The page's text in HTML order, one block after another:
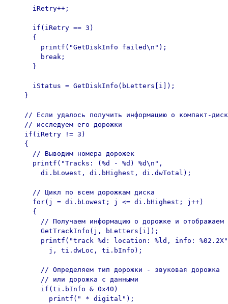
      iRetry++;
      if(iRetry == 3)
      {
        printf("GetDiskInfo failed\n");
        break;
      }
      iStatus = GetDiskInfo(bLetters[i]);
    }
// Если удалось получить информацию о компакт-
    // исследуем его дорожки
    if(iRetry != 3)
    {
      // Выводим номера дорожек
      printf("Tracks: (%d - %d) %d\n",
        di.bLowest, di.bHighest, di.dwTotal);
      // Цикл по всем дорожкам диска
      for(j = di.bLowest; j <= di.bHighest; j++)
      {
// Получаем информацию о дорожке и отображаем
        GetTrackInfo(j, bLetters[i]);
printf("track %d: location: %ld, info:
          j, ti.dwLoc, ti.bInfo);
        // Определяем тип дорожки - звуковая дорожка
        // или дорожка с данными
        if(ti.bInfo & 0x40)
          printf(" * digital");